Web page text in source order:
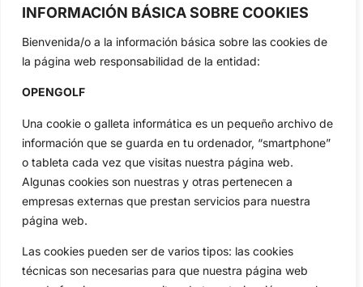
INFORMACIÓN BÁSICA SOBRE COOKIES
Bienvenida/o a la información básica sobre las cookies de
la página web responsabilidad de la entidad:
OPENGOLF
Una cookie o galleta informática es un pequeño archivo de
información que se guarda en tu ordenador, “smartphone”
o tableta cada vez que visitas nuestra página web.
Algunas cookies son nuestras y otras pertenecen a
empresas externas que prestan servicios para nuestra
página web.
Las cookies pueden ser de varios tipos: las cookies
técnicas son necesarias para que nuestra página web
profesional y amateur, resultados en directo, vídeos, noticias,
Tour...
Categorias
Inicio
Amateurs
Circuitos
Especiales
Reglas
Vídeos
De Interés
Compañía
Aviso Legal
Política de Privacidad
Política de Cookies